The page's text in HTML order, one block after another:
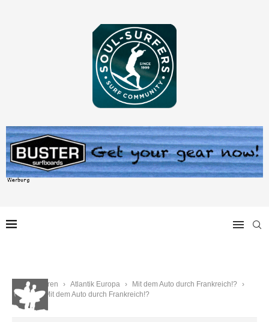
Start › Foren › Atlantik Europa › Mit dem Auto durch Frankreich!?
›
Reply To: Mit dem Auto durch Frankreich!?